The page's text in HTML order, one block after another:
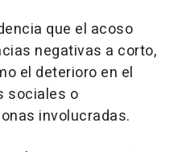
que el acoso
negativas a corto,
el deterioro en el
sociales o
involucradas.